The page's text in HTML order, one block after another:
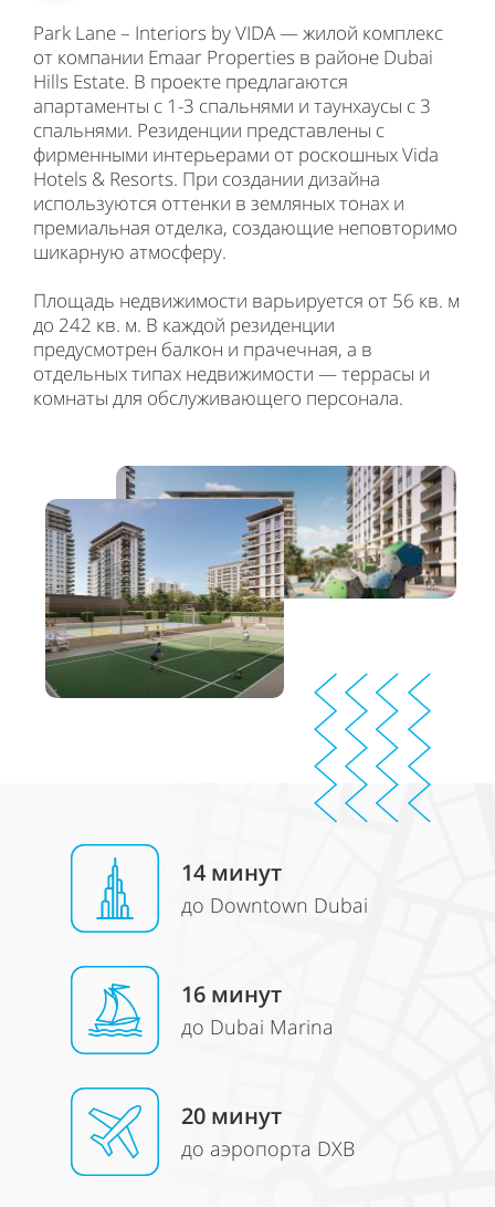
Park Lane – Interiors by VIDA — жилой комплекс
от компании Emaar Properties в районе Dubai
Hills Estate. В проекте предлагаются
апартаменты с 1-3 спальнями и таунхаусы с 3
спальнями. Резиденции представлены с
фирменными интерьерами от роскошных Vida
Hotels & Resorts. При создании дизайна
используются оттенки в земляных тонах и
премиальная отделка, создающие неповторимо
шикарную атмосферу.
Площадь недвижимости варьируется от 56 кв. м
до 242 кв. м. В каждой резиденции
предусмотрен балкон и прачечная, а в
отдельных типах недвижимости — террасы и
комнаты для обслуживающего персонала.
14 минут
до Downtown Dubai
16 минут
до Dubai Marina
20 минут
до аэропорта DXB